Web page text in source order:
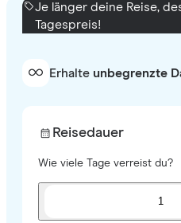
Je länger deine Reise,
Tagespreis!
Erhalte unbegrenzte
Reisedauer
Wie viele Tage verreist du?
1